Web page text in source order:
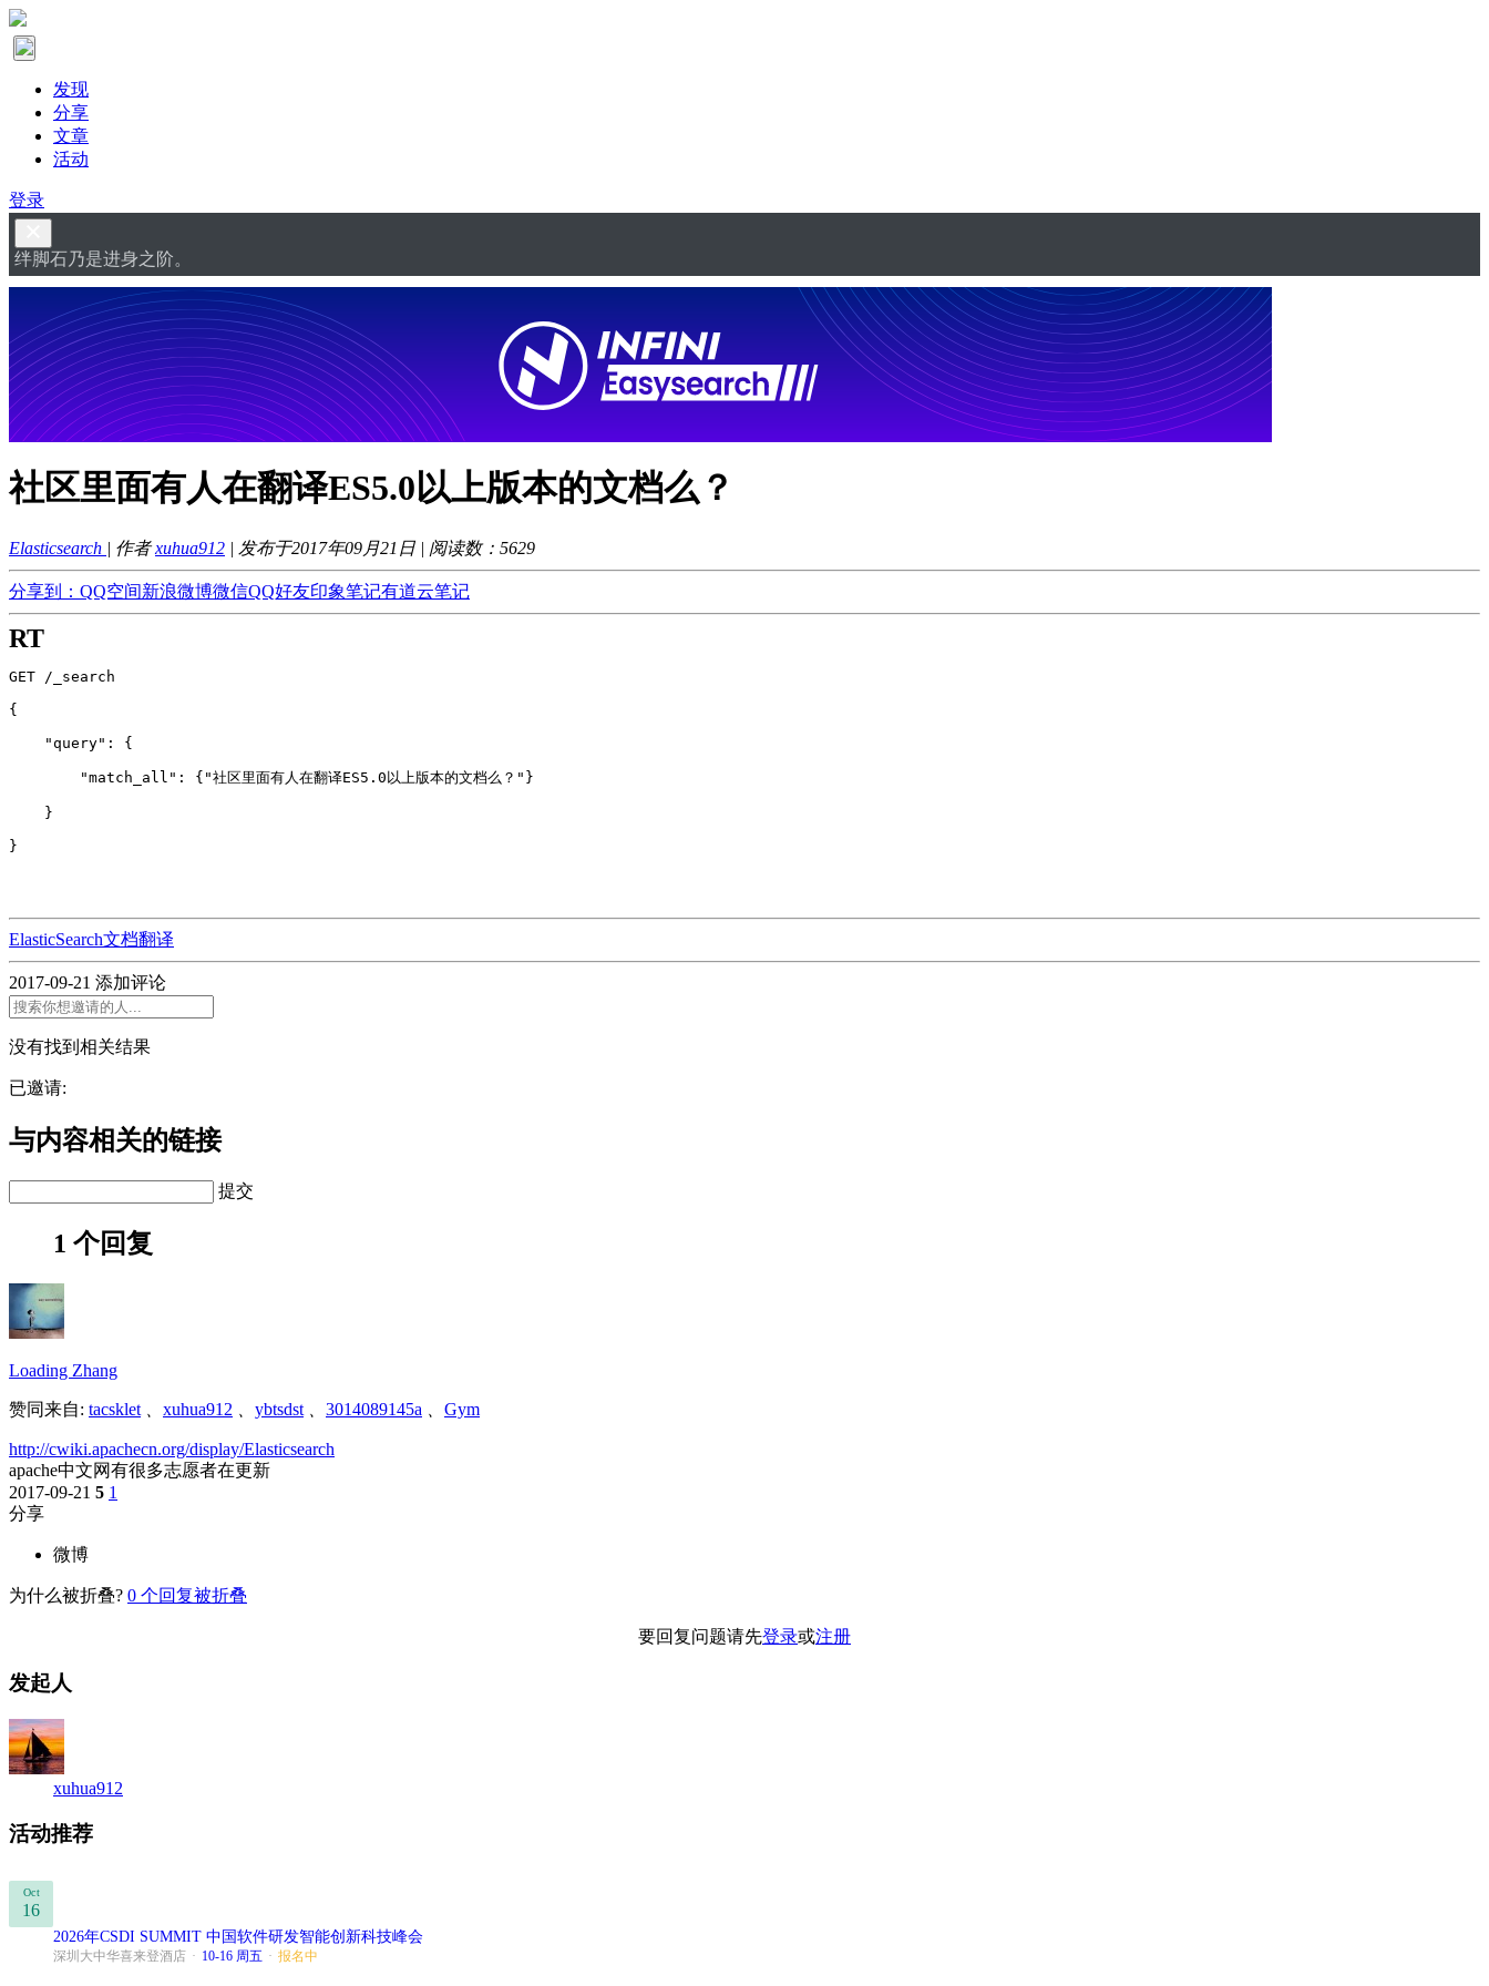
发现
分享
文章
活动
登录
绊脚石乃是进身之阶。
社区里面有人在翻译ES5.0以上版本的文档么？
Elasticsearch | 作者xuhua912 | 发布于2017年09月21日 | 阅读数： 5629
分享到： QQ空间新浪微博微信QQ好友印象笔记有道云笔记
RT
GET /_search
{
    "query": {
        "match_all": {"社区里面有人在翻译ES5.0以上版本的文档么？"}
    }
}
ElasticSearch文档翻译
2017-09-21 添加评论
没有找到相关结果
已邀请:
与内容相关的链接
提交
1 个回复
Loading Zhang
赞同来自: tacsklet 、 xuhua912 、 ybtsdst 、 3014089145a 、 Gym
http://cwiki.apachecn.org/display/Elasticsearch
apache中文网有很多志愿者在更新
2017-09-21 5 1
分享
微博
为什么被折叠? 0 个回复被折叠
要回复问题请先登录或注册
发起人
xuhua912
活动推荐
Oct
16
2026年CSDI SUMMIT 中国软件研发智能创新科技峰会
深圳大中华喜来登酒店 · 10-16 周五 · 报名中